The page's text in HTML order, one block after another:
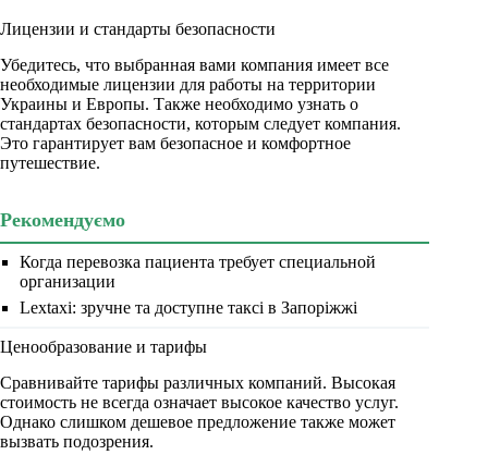
Лицензии и стандарты безопасности
Убедитесь, что выбранная вами компания имеет все
необходимые лицензии для работы на территории
Украины и Европы. Также необходимо узнать о
стандартах безопасности, которым следует компания.
Это гарантирует вам безопасное и комфортное
путешествие.
Рекомендуємо
Когда перевозка пациента требует специальной
организации
Lextaxi: зручне та доступне таксі в Запоріжжі
Ценообразование и тарифы
Сравнивайте тарифы различных компаний. Высокая
стоимость не всегда означает высокое качество услуг.
Однако слишком дешевое предложение также может
вызвать подозрения.